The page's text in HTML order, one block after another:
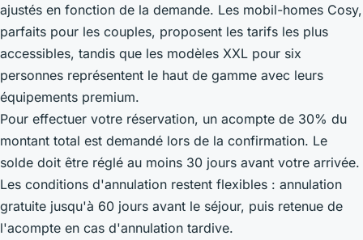
ajustés en fonction de la demande. Les mobil-homes Cosy,
parfaits pour les couples, proposent les tarifs les plus
accessibles, tandis que les modèles XXL pour six
personnes représentent le haut de gamme avec leurs
équipements premium.
Pour effectuer votre réservation, un acompte de 30% du
montant total est demandé lors de la confirmation. Le
solde doit être réglé au moins 30 jours avant votre arrivée.
Les conditions d'annulation restent flexibles : annulation
gratuite jusqu'à 60 jours avant le séjour, puis retenue de
l'acompte en cas d'annulation tardive.